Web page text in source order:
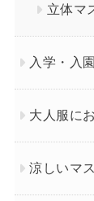
立体マ
入学・入
大人服に
涼しいマ